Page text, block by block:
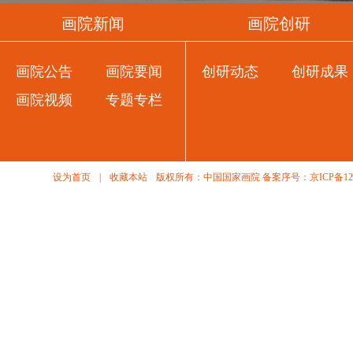
画院新闻 画院创研
画院公告
画院要闻
画院视频
专题专栏
创研动态 创研成果